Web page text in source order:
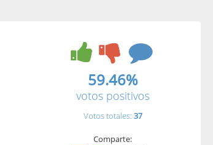
59.46%
votos positivos
Votos totales: 37
Comparte: